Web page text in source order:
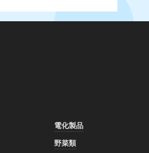
電化製品
野菜類